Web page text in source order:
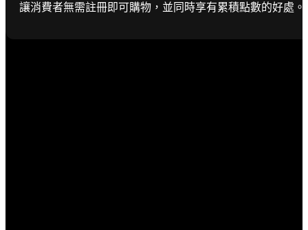
讓消費者無需註冊即可購物，並同時享有累積點數的好處。